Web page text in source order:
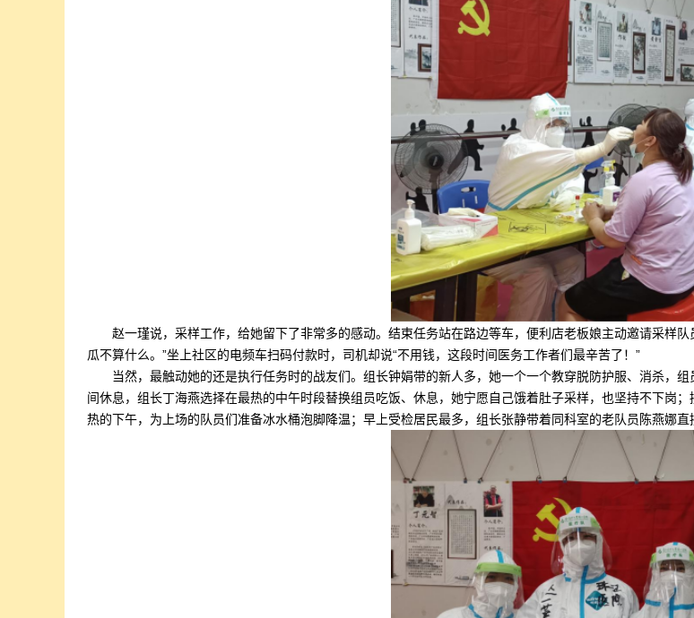
赵一瑾说，采样工作，给她留下了非常多的感动。结束任务站在路边等车，便利店老板娘主动邀请采样
瓜不算什么。”坐上社区的电频车扫码付款时，司机却说“不用钱，这段时间医务工作者们最辛苦了！”
当然，最触动她的还是执行任务时的战友们。组长钟娟带的新人多，她一个一个教穿脱防护服、消杀，
间休息，组长丁海燕选择在最热的中午时段替换组员吃饭、休息，她宁愿自己饿着肚子采样，也坚持不下岗
热的下午，为上场的队员们准备冰水桶泡脚降温；早上受检居民最多，组长张静带着同科室的老队员陈燕娜直